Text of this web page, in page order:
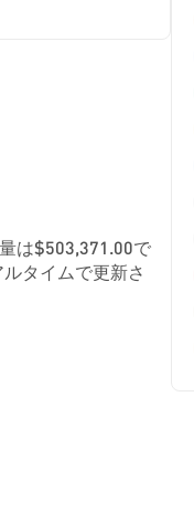
は$503,371.00で
タイムで更新さ